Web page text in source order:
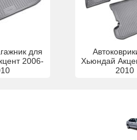
для
2006-
Хьюндай
2010